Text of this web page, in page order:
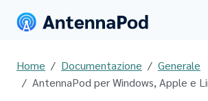
Home Documentazione
Generale
AntennaPod per Windows, Apple e